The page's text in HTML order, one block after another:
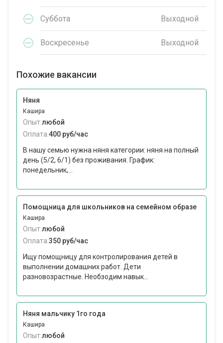
Суббота Выходной
Воскресенье Выходной
Похожие вакансии
Няня
Кашира
Опыт:любой
Оплата:400 руб/час
В нашу семью нужна няня категории: няня на полный
день (5/2, 6/1) без проживания. График:
понедельник,...
Помощница для школьников на семейном образе
Кашира
Опыт:любой
Оплата:350 руб/час
Ищу помощницу для контролирования детей в
выполнении домашних работ. Дети
разновозрастные. Необзодим навык...
Няня мальчику 1го года
Кашира
Опыт:любой